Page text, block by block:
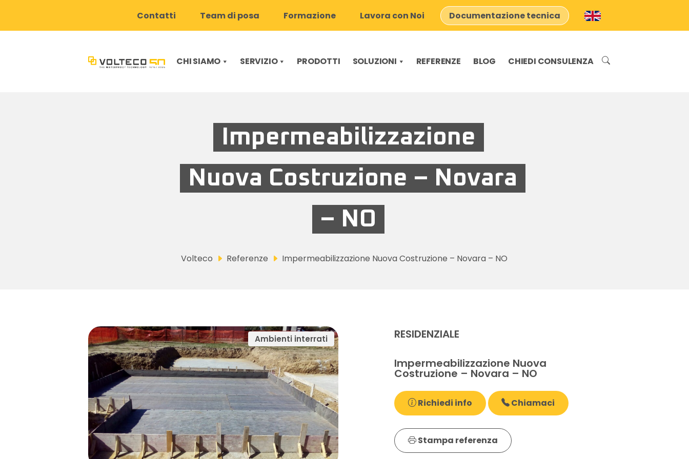
Contatti Team di posa Formazione Lavora con Noi Documentazione tecnica
CHI SIAMO SERVIZIO PRODOTTI SOLUZIONI REFERENZE BLOG CHIEDI CONSULENZA
Impermeabilizzazione
Nuova Costruzione – Novara
– NO
Volteco Referenze Impermeabilizzazione Nuova Costruzione – Novara – NO
Ambienti interrati RESIDENZIALE
Impermeabilizzazione Nuova
Costruzione – Novara – NO
Richiedi info Chiamaci
Stampa referenza